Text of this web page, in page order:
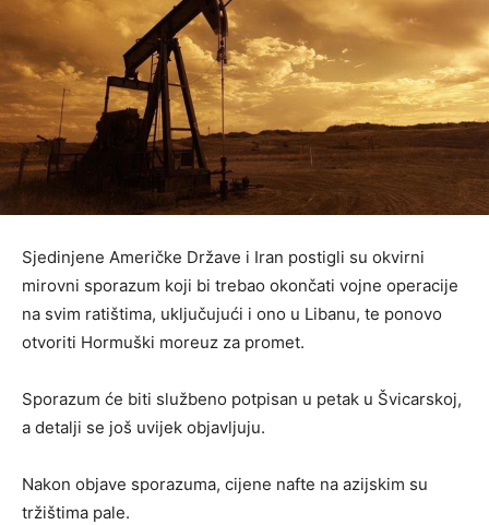
Sjedinjene Američke Države i Iran postigli su okvirni
mirovni sporazum koji bi trebao okončati vojne operacije
na svim ratištima, uključujući i ono u Libanu, te ponovo
otvoriti Hormuški moreuz za promet.
Sporazum će biti službeno potpisan u petak u Švicarskoj,
a detalji se još uvijek objavljuju.
Nakon objave sporazuma, cijene nafte na azijskim su
tržištima pale.